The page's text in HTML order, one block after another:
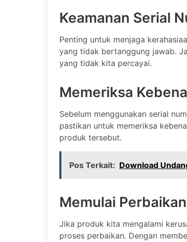
Keamanan Serial
Penting untuk menjaga
yang tidak bertanggung jawab.
yang tidak kita percayai.
Memeriksa
Sebelum menggunakan serial
pastikan untuk memeriksa
produk tersebut.
Pos Terkait: Download
Memulai
Jika produk kita mengalami
proses perbaikan. Dengan